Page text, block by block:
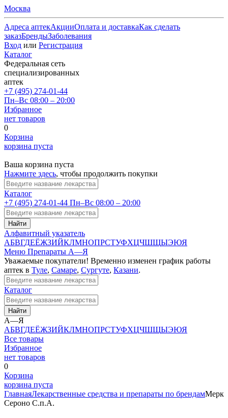
Москва
Адреса аптекАкцииОплата и доставкаКак сделать
заказБрендыЗаболевания
Вход или Регистрация
Каталог
Федеральная сеть
специализированных
аптек
+7 (495) 274-01-44
Пн–Вс 08:00 – 20:00
Избранное
нет товаров
0
Корзина
корзина пуста
Ваша корзина пуста
Нажмите здесь, чтобы продолжить покупки
Каталог
+7 (495) 274-01-44 Пн–Вс 08:00 – 20:00
Найти
Алфавитный указатель
АБВГДЕЁЖЗИЙКЛМНОПРСТУФХЦЧШЩЫЭЮЯ
Меню Препараты А—Я
Уважаемые покупатели! Временно изменен график работы
аптек в Туле, Самаре, Сургуте, Казани.
Каталог
Найти
А—Я
АБВГДЕЁЖЗИЙКЛМНОПРСТУФХЦЧШЩЫЭЮЯ
Все товары
Избранное
нет товаров
0
Корзина
корзина пуста
ГлавнаяЛекарственные средства и препараты по брендамМерк
Сероно С.п.А.